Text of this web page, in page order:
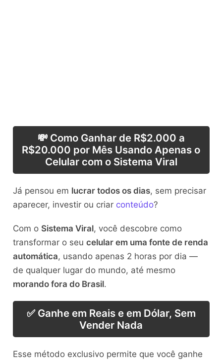
💸 Como Ganhar de R$2.000 a
R$20.000 por Mês Usando Apenas o
Celular com o Sistema Viral
Já pensou em lucrar todos os dias, sem precisar
aparecer, investir ou criar conteúdo?
Com o Sistema Viral, você descobre como
transformar o seu celular em uma fonte de renda
automática, usando apenas 2 horas por dia —
de qualquer lugar do mundo, até mesmo
morando fora do Brasil.
✅ Ganhe em Reais e em Dólar, Sem
Vender Nada
Esse método exclusivo permite que você ganhe